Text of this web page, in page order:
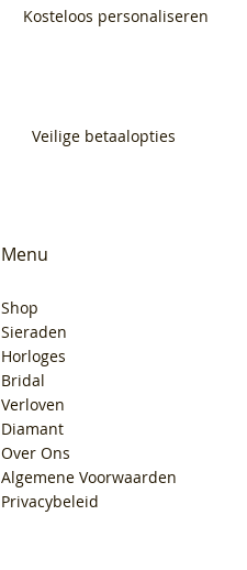
Kosteloos personaliseren
Veilige betaalopties
Menu
Shop
Sieraden
Horloges
Bridal
Verloven
Diamant
Over Ons
Algemene Voorwaarden
Privacybeleid